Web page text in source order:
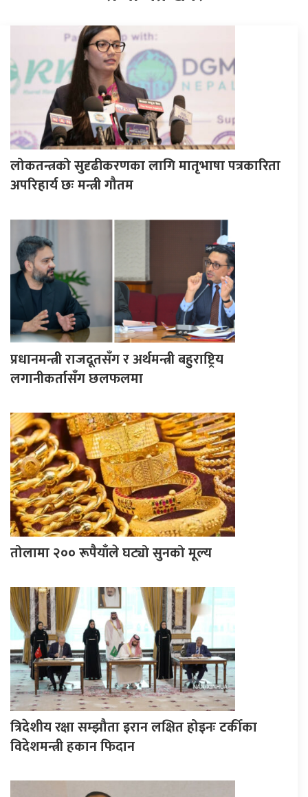
लोकतन्त्रको सुदृढीकरणका लागि मातृभाषा पत्रकारिता
अपरिहार्य छः मन्त्री गौतम
प्रधानमन्त्री राजदूतसँग र अर्थमन्त्री बहुराष्ट्रिय
लगानीकर्तासँग छलफलमा
तोलामा २०० रूपैयाँले घट्यो सुनको मूल्य
त्रिदेशीय रक्षा सम्झौता इरान लक्षित होइनः टर्कीका
विदेशमन्त्री हकान फिदान